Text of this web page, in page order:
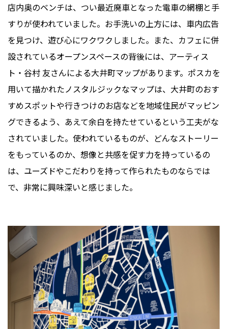
店内奥のベンチは、つい最近廃車となった電車の網棚と手
すりが使われていました。お手洗いの上方には、車内広告
を見つけ、遊び心にワクワクしました。また、カフェに併
設されているオープンスペースの背後には、アーティス
ト・谷村 友さんによる大井町マップがあります。ポスカを
用いて描かれたノスタルジックなマップは、大井町のおす
すめスポットや行きつけのお店などを地域住民がマッピン
グできるよう、あえて余白を持たせているという工夫がな
されていました。使われているものが、どんなストーリー
をもっているのか、想像と共感を促す力を持っているの
は、ユーズドやこだわりを持って作られたものならでは
で、非常に興味深いと感じました。